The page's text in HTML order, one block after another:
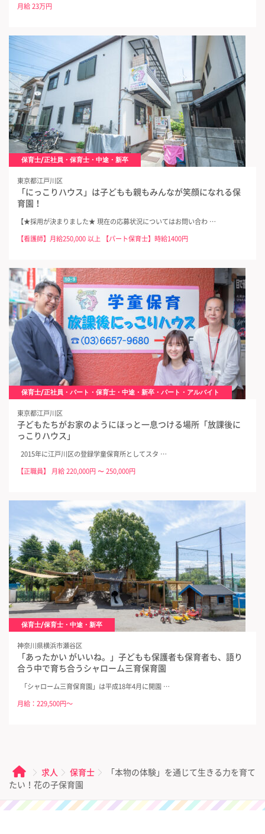
月給 23万円
保育士/正社員・保育士・中途・新卒
東京都江戸川区
「にっこりハウス」は子どもも親もみんなが笑顔になれる保
育園！
【★採用が決まりました★ 現在の応募状況についてはお問い合わ …
【看護師】月給250,000 以上 【パート保育士】時給1400円
保育士/正社員・パート・保育士・中途・新卒・パート・アルバイト
東京都江戸川区
子どもたちがお家のようにほっと一息つける場所「放課後に
っこりハウス」
2015年に江戸川区の登録学童保育所としてスタ …
【正職員】 月給 220,000円 〜 250,000円
保育士/保育士・中途・新卒
神奈川県横浜市瀬谷区
「あったかい がいいね。」子どもも保護者も保育者も、語り
合う中で育ち合うシャローム三育保育園
「シャローム三育保育園」は平成18年4月に開園 …
月給：229,500円～
求人 保育士
「本物の体験」を通じて生きる力を育て
たい！花の子保育園